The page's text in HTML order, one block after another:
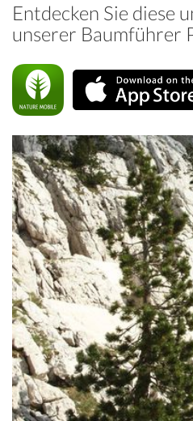
Entdecken Sie diese
unserer Baumführer